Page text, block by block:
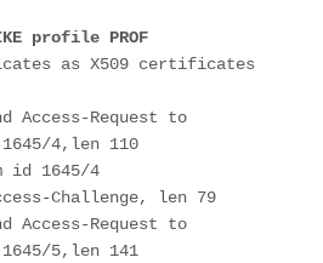
profile PROF
as X509 certificates
Access-Request to
4,len 110
id 1645/4
Challenge, len 79
Access-Request to
5,len 141